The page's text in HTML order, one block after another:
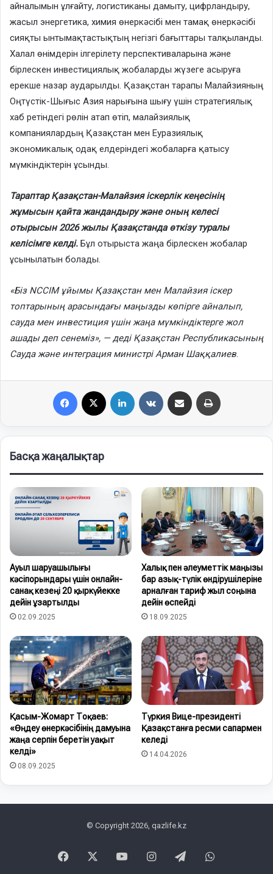
айналымын ұлғайту, логистиканы дамыту, цифрландыру,
жасыл энергетика, химия өнеркәсібі мен тамақ өнеркәсібі
сияқты ынтымақтастықтың негізгі бағыттары талқыланды.
Халал өнімдерін ілгерілету перспективаларына және
бірлескен инвестициялық жобаларды жүзеге асыруға
ерекше назар аударылды. Қазақстан тарапы Малайзияның
Оңтүстік-Шығыс Азия нарығына шығу үшін стратегиялық
хаб ретіндегі рөлін атап өтіп, малайзиялық
компаниялардың Қазақстан мен Еуразиялық
экономикалық одақ елдеріндегі жобаларға қатысу
мүмкіндіктерін ұсынды.
Тараптар Қазақстан-Малайзия іскерлік кеңесінің
жұмысын қайта жандандыру және оның келесі
отырысын 2026 жылы Қазақстанда өткізу туралы
келісімге келді. Бұл отырыста жаңа бірлескен жобалар
ұсынылатын болады.
«Біз NCCIM ұйымы Қазақстан мен Малайзия іскер
топтарының арасындағы маңызды көпірге айналып,
сауда мен инвестиция үшін жаңа мүмкіндіктерге жол
ашады деп сенеміз», — деді Қазақстан Республикасының
Сауда және интеграция министрі Арман Шаққалиев.
Басқа жаңалықтар
Ауыл шаруашылығы
кәсіпорындары үшін онлайн-
санақ кезеңі 20 қыркүйекке
дейін ұзартылды
02.09.2025
Халық пен әлеуметтік маңызы
бар азық-түлік өндірушілеріне
арналған тариф жыл соңына
дейін өспейді
18.09.2025
Қасым-Жомарт Тоқаев:
«Өңдеу өнеркәсібінің дамуына
жаңа серпін беретін уақыт
келді»
08.09.2025
Түркия Вице-президенті
Қазақстанға ресми сапармен
келеді
14.04.2026
© Copyright 2026, qazlife.kz
Facebook YouTubeInstagramTelegramWhatsApp